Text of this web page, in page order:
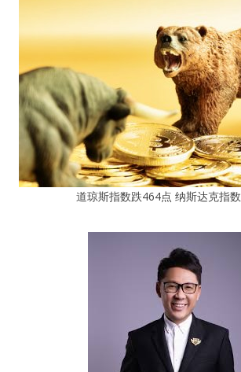
道琼斯指数跌464点 纳斯达克指